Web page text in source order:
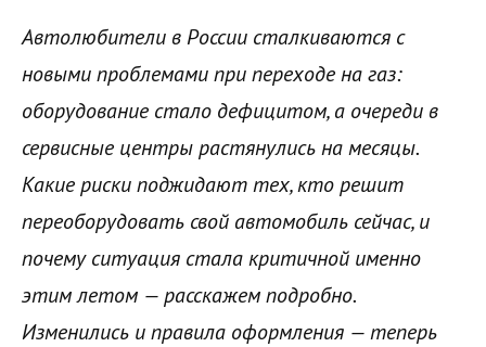
Автолюбители в России сталкиваются с
новыми проблемами при переходе на газ:
оборудование стало дефицитом, а очереди в
сервисные центры растянулись на месяцы.
Какие риски поджидают тех, кто решит
переоборудовать свой автомобиль сейчас, и
почему ситуация стала критичной именно
этим летом — расскажем подробно.
Изменились и правила оформления — теперь